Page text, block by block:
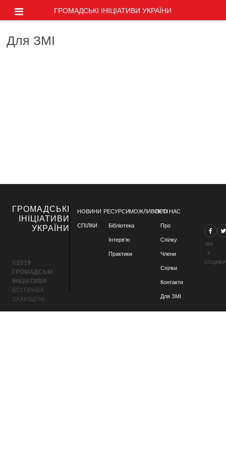
ГРОМАДСЬКІ ІНІЦІАТИВИ УКРАЇНИ
Для ЗМІ
ГРОМАДСЬКІ
ІНІЦІАТИВИ
УКРАЇНИ
©2019
ГРОМАДСЬКІ
ІНІЦІАТИВИ
ВСІ ПРАВА
ЗАХИЩЕНІ
НОВИНИ
СПІЛКИ
РЕСУРСИ
Бібліотека
Інтерв’ю
Практики
МОЖЛИВОСТІПРО НАС
Про
Спілку
Члени
Спілки
Контакти
Для ЗМІ
МИ
У